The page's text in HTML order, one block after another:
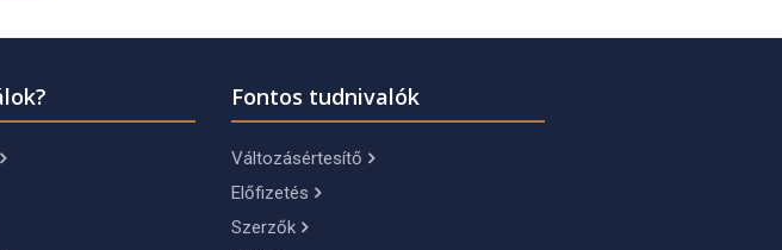
Fontos tudnivalók
Változásértesítő
Előfizetés
Szerzők